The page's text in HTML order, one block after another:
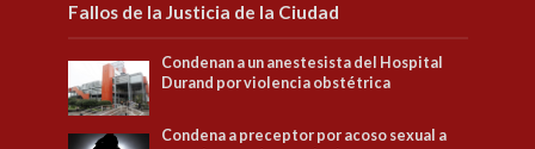
Fallos de la Justicia de la Ciudad
Condenan a un anestesista del Hospital
Durand por violencia obstétrica
Condena a preceptor por acoso sexual a